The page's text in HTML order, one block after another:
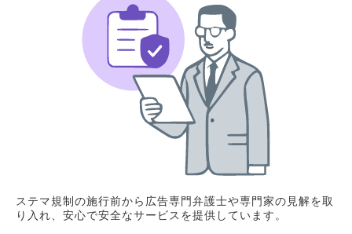
ステマ規制の施行前から広告専門弁護士や専門家の見解を取
り入れ、安心で安全なサービスを提供しています。